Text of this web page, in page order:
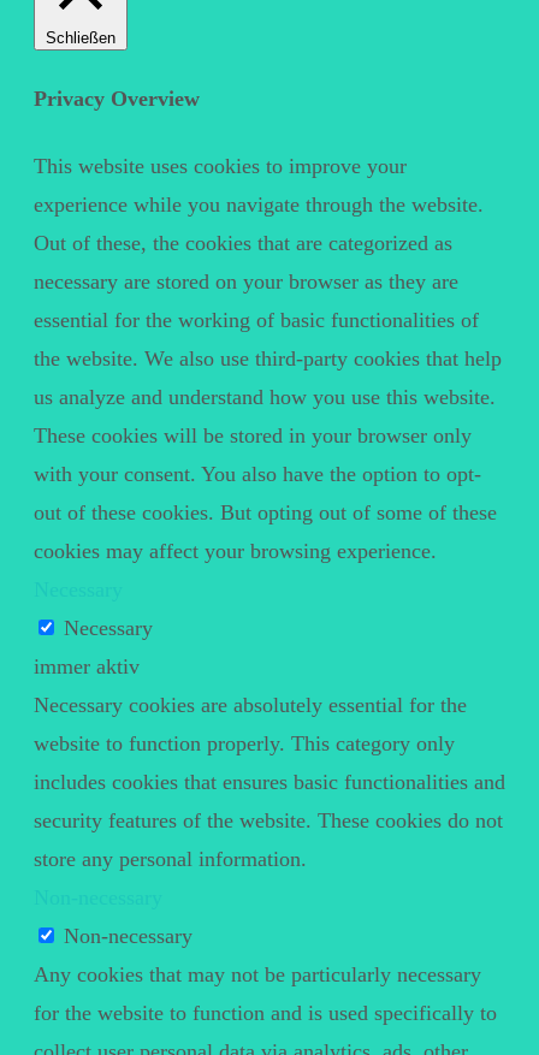
Schließen
Privacy Overview
This website uses cookies to improve your
experience while you navigate through the website.
Out of these, the cookies that are categorized as
necessary are stored on your browser as they are
essential for the working of basic functionalities of
the website. We also use third-party cookies that help
us analyze and understand how you use this website.
These cookies will be stored in your browser only
with your consent. You also have the option to opt-
out of these cookies. But opting out of some of these
cookies may affect your browsing experience.
Necessary
immer aktiv
Necessary cookies are absolutely essential for the
website to function properly. This category only
includes cookies that ensures basic functionalities and
security features of the website. These cookies do not
store any personal information.
Non-necessary
Any cookies that may not be particularly necessary
for the website to function and is used specifically to